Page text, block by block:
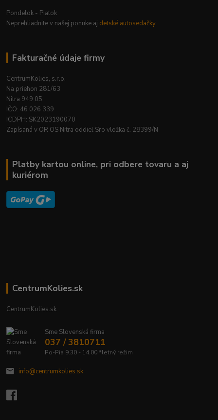
Pondelok - Piatok
Neprehliadnite v našej ponuke aj detské autosedačky
Fakturačné údaje firmy
CentrumKolies, s.r.o.
Na priehon 281/63
Nitra 949 05
IČO: 46 026 339
ICDPH: SK2023190070
Zapísaná v OR OS Nitra oddiel Sro vložka č. 28399/N
Platby kartou online, pri odbere tovaru a aj
kuriérom
CentrumKolies.sk
CentrumKolies.sk
Sme Slovenská firma
037 / 3810711
Po-Pia 9.30 - 14.00 *letný režim
info@centrumkolies.sk